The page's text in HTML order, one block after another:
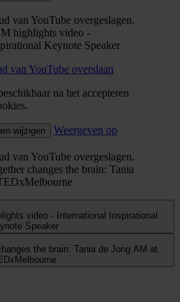
van YouTube overgeslagen.
highlights video -
Keynote Speaker
van YouTube overslaan
na het accepteren
wijzigen
Weergeven op
van YouTube overgeslagen.
changes the brain: Tania
video - International Inspirational
Speaker
the brain: Tania de Jong AM at